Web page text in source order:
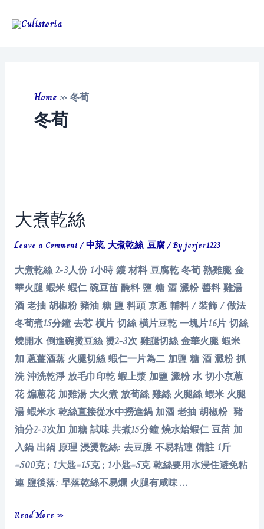
Home »冬荀
冬荀
大煮乾絲
Leave a Comment/中菜,大煮乾絲,豆腐/ Byjerjer1223
大煮乾絲 2-3人份 1小時 鑊 材料 豆腐乾 冬荀 熟雞腿 金
華火腿 蝦米 蝦仁 碗豆苗 醃料 鹽 糖 酒 澱粉 醬料 雞湯
酒 老抽 胡椒粉 豬油 糖 鹽 料頭 京蔥 輔料 / 裝飾 / 做法
冬荀煮15分鐘 去芯 橫片 切絲 橫片豆乾 一塊片16片 切絲
燒開水 倒進碗燙豆絲 燙2-3次 雞腿切絲 金華火腿 蝦米
加 蔥薑酒蒸 火腿切絲 蝦仁一片為二 加鹽 糖 酒 澱粉 抓
洗 沖洗乾淨 放毛巾印乾 蝦上漿 加鹽 澱粉 水 切小京蔥
花 煸蔥花 加雞湯 大火煮 放荀絲 雞絲 火腿絲 蝦米 火腿
湯 蝦米水 乾絲直接從水中撈進鍋 加酒 老抽 胡椒粉 豬
油分2-3次加 加糖 試味 共煮15分鐘 燒水烚蝦仁 豆苗 加
入鍋 出鍋 原理 浸燙乾絲: 去豆腥 不易粘連 備註 1斤
=500克 ; 1大匙=15克 ; 1小匙=5克 乾絲要用水浸住避免粘
連 鹽後落: 早落乾絲不易爛 火腿有咸味 …
大
Read More »